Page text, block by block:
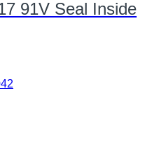
91V Seal Inside